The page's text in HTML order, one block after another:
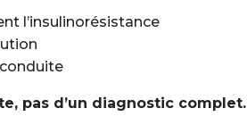
l’insulinorésistance
pas d’un diagnostic complet.